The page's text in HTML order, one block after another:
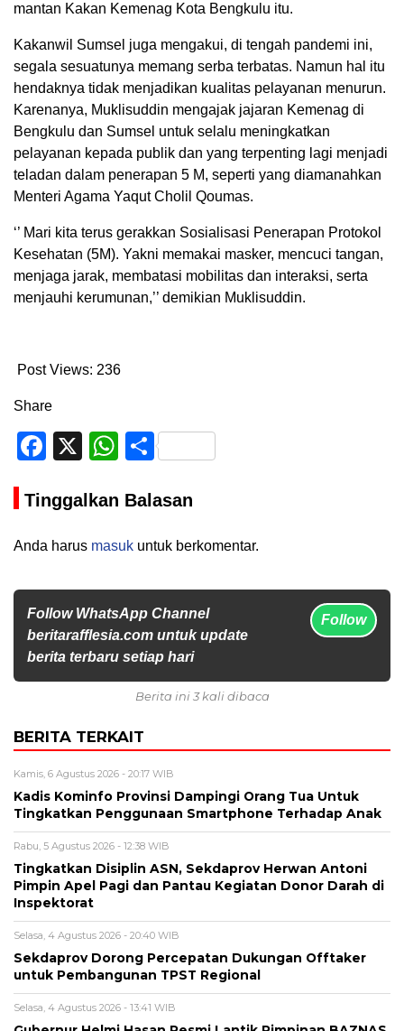
mantan Kakan Kemenag Kota Bengkulu itu.
Kakanwil Sumsel juga mengakui, di tengah pandemi ini,
segala sesuatunya memang serba terbatas. Namun hal itu
hendaknya tidak menjadikan kualitas pelayanan menurun.
Karenanya, Muklisuddin mengajak jajaran Kemenag di
Bengkulu dan Sumsel untuk selalu meningkatkan
pelayanan kepada publik dan yang terpenting lagi menjadi
teladan dalam penerapan 5 M, seperti yang diamanahkan
Menteri Agama Yaqut Cholil Qoumas.
‘’ Mari kita terus gerakkan Sosialisasi Penerapan Protokol
Kesehatan (5M). Yakni memakai masker, mencuci tangan,
menjaga jarak, membatasi mobilitas dan interaksi, serta
menjauhi kerumunan,’’ demikian Muklisuddin.
Post Views: 236
Share
Facebook
X WhatsApp
Share
Tinggalkan Balasan
Anda harus masuk untuk berkomentar.
Follow WhatsApp Channel
beritarafflesia.com untuk update
berita terbaru setiap hari
Follow
Berita ini 3 kali dibaca
BERITA TERKAIT
Kamis, 6 Agustus 2026 - 20:17 WIB
Kadis Kominfo Provinsi Dampingi Orang Tua Untuk
Tingkatkan Penggunaan Smartphone Terhadap Anak
Rabu, 5 Agustus 2026 - 12:38 WIB
Tingkatkan Disiplin ASN, Sekdaprov Herwan Antoni
Pimpin Apel Pagi dan Pantau Kegiatan Donor Darah di
Inspektorat
Selasa, 4 Agustus 2026 - 20:40 WIB
Sekdaprov Dorong Percepatan Dukungan Offtaker
untuk Pembangunan TPST Regional
Selasa, 4 Agustus 2026 - 13:41 WIB